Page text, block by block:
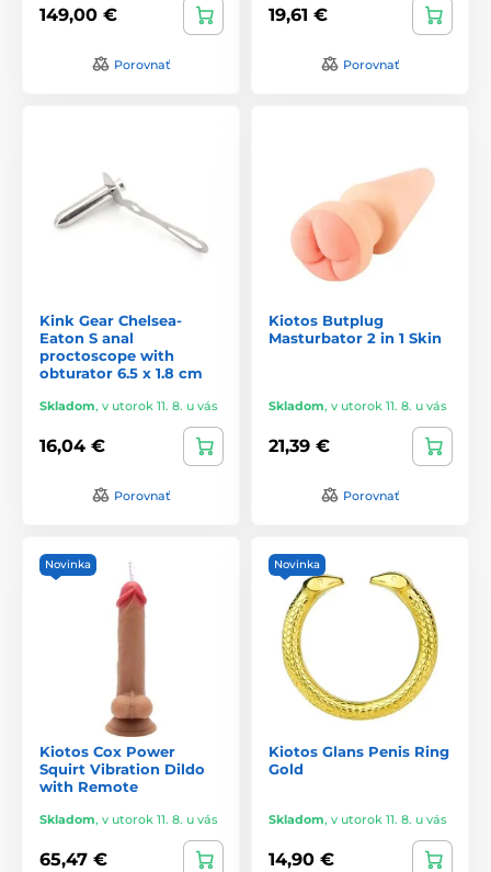
149,00 €
Porovnať
19,61 €
Porovnať
Kink Gear Chelsea-
Eaton S anal
proctoscope with
obturator 6.5 x 1.8 cm
Skladom, v utorok 11. 8. u vás
16,04 €
Porovnať
Kiotos Butplug
Masturbator 2 in 1 Skin
Skladom, v utorok 11. 8. u vás
21,39 €
Porovnať
Novinka
Kiotos Cox Power
Squirt Vibration Dildo
with Remote
Skladom, v utorok 11. 8. u vás
65,47 €
Novinka
Kiotos Glans Penis Ring
Gold
Skladom, v utorok 11. 8. u vás
14,90 €